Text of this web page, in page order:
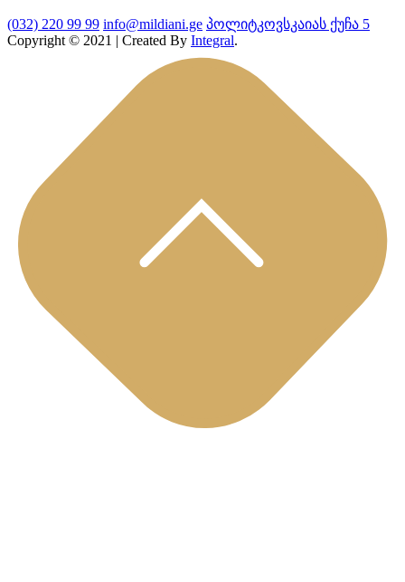
(032) 220 99 99 info@mildiani.ge პოლიტკოვსკაიას ქუჩა 5
Copyright © 2021 | Created By Integral.